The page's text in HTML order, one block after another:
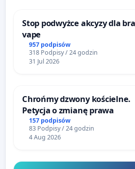
Stop podwyżce akcyzy dla
vape
957 podpisów
318 Podpisy / 24 godzin
31 Jul 2026
Chrońmy dzwony kościelne.
Petycja o zmianę prawa
157 podpisów
83 Podpisy / 24 godzin
4 Aug 2026